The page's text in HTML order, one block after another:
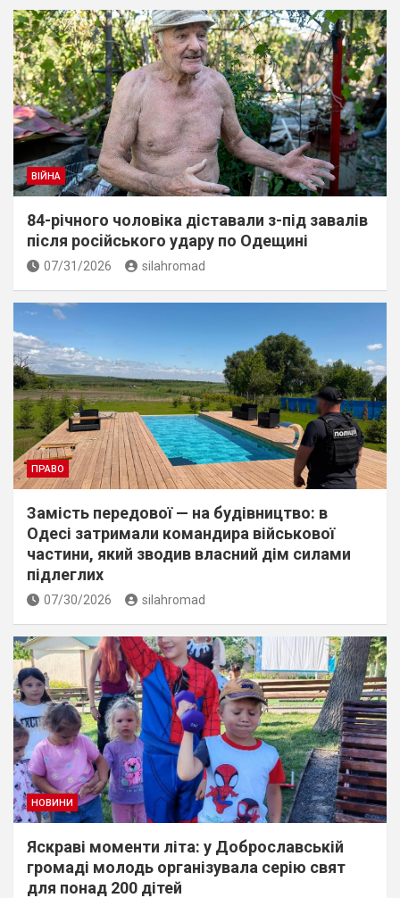
ВІЙНА
84-річного чоловіка діставали з-під завалів
пiсля росiйського удару по Одещині
07/31/2026 silahromad
ПРАВО
Замість передової — на будівництво: в
Одесі затримали командира військової
частини, який зводив власний дім силами
підлеглих
07/30/2026 silahromad
НОВИНИ
Яскраві моменти літа: у Доброславській
громаді молодь організувала серію свят
для понад 200 дітей